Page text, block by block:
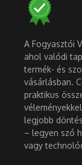
A Fogyasztói
ahol valódi
termék- és
vásárlásban.
praktikus
legjobb
– legyen szó
vagy